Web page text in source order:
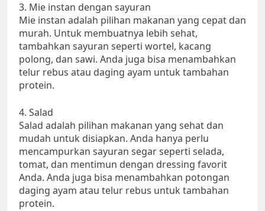
3. Mie instan dengan sayuran
Mie instan adalah pilihan makanan yang cepat dan
murah. Untuk membuatnya lebih sehat,
tambahkan sayuran seperti wortel, kacang
polong, dan sawi. Anda juga bisa menambahkan
telur rebus atau daging ayam untuk tambahan
protein.
4. Salad
Salad adalah pilihan makanan yang sehat dan
mudah untuk disiapkan. Anda hanya perlu
mencampurkan sayuran segar seperti selada,
tomat, dan mentimun dengan dressing favorit
Anda. Anda juga bisa menambahkan potongan
daging ayam atau telur rebus untuk tambahan
protein.